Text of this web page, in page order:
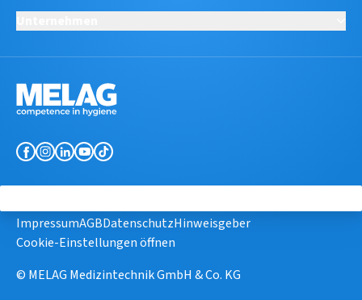
ImpressumAGBDatenschutzHinweisgeber
Cookie-Einstellungen öffnen
© MELAG Medizintechnik GmbH & Co. KG